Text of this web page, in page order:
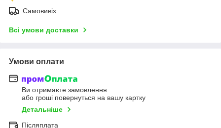
Самовивіз
Всі умови доставки
Умови оплати
Ви отримаєте замовлення
або гроші повернуться на вашу картку
Детальніше
Післяплата